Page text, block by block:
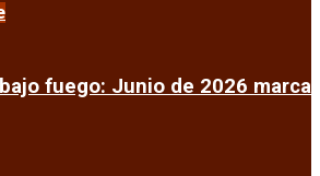
fuego: Junio de 2026 marca